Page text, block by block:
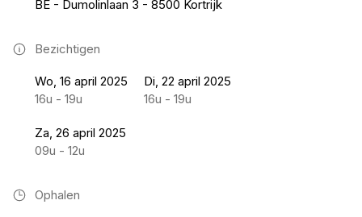
BE - Dumolinlaan 3 - 8500 Kortrijk
Bezichtigen
Wo, 16 april 2025
16u - 19u
Di, 22 april 2025
16u - 19u
Za, 26 april 2025
09u - 12u
Ophalen